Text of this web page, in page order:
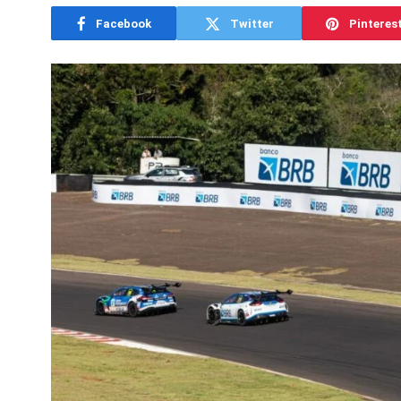
Facebook Twitter